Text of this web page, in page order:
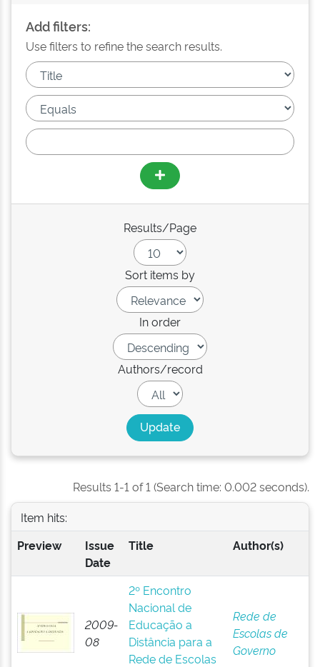
Add filters:
Use filters to refine the search results.
Results/Page
Sort items by
In order
Authors/record
Results 1-1 of 1 (Search time: 0.002 seconds).
Item hits:
Preview
Issue
Date
Title Author(s)
2009-
08
2º Encontro
Nacional de
Educação a
Distância para a
Rede de Escolas
Rede de
Escolas de
Governo